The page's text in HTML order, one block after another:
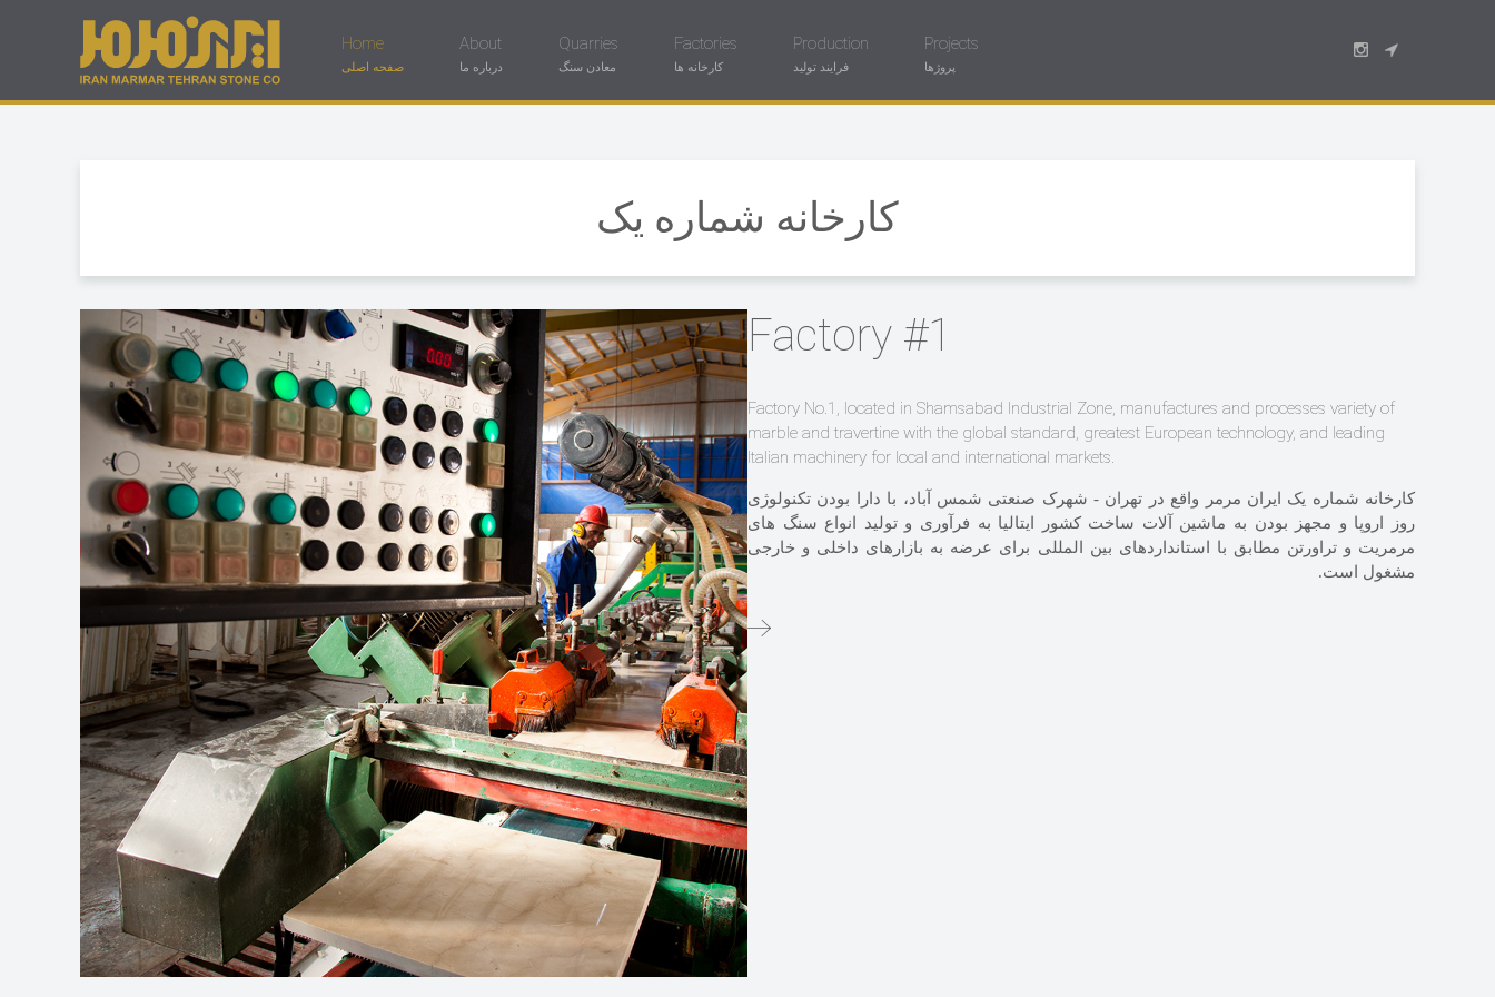
Home
صفحه اصلی
About
درباره ما
Quarries
معادن سنگ
Factories
کارخانه ها
Production
فرایند تولید
Projects
پروژها
کارخانه شماره یک
Factory #1
Factory No.1, located in Shamsabad Industrial Zone, manufactures and processes variety of
marble and travertine with the global standard, greatest European technology, and leading
Italian machinery for local and international markets.
کارخانه شماره یک ایران مرمر واقع در تهران - شهرک صنعتی شمس آباد، با دارا بودن تکنولوژی
روز اروپا و مجهز بودن به ماشین آلات ساخت کشور ایتالیا به فرآوری و تولید انواع سنگ های
مرمریت و تراورتن مطابق با استانداردهای بین المللی برای عرضه به بازارهای داخلی و خارجی
مشغول است.